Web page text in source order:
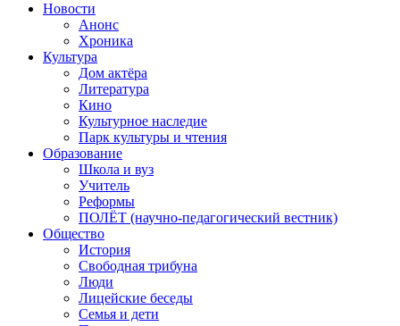
Новости
Анонс
Хроника
Культура
Дом актёра
Литература
Кино
Культурное наследие
Парк культуры и чтения
Образование
Школа и вуз
Учитель
Реформы
ПОЛЁТ (научно-педагогический вестник)
Общество
История
Свободная трибуна
Люди
Лицейские беседы
Семья и дети